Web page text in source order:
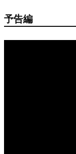
予告編